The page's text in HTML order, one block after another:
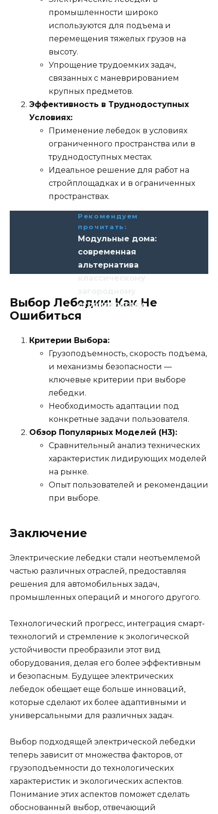
промышленности широко
используются для подъема и
перемещения тяжелых грузов на
высоту.
Упрощение трудоемких задач,
связанных с маневрированием
крупных предметов.
Эффективность в Труднодоступных
Условиях:
Применение лебедок в условиях
ограниченного пространства или в
труднодоступных местах.
Идеальное решение для работ на
стройплощадках и в ограниченных
пространствах.
Рекомендуем
прочитать:
Модульные дома:
современная
альтернатива
строительству
Выбор Лебедки: Как Не
Ошибиться
Критерии Выбора:
Грузоподъемность, скорость подъема,
и механизмы безопасности —
ключевые критерии при выборе
лебедки.
Необходимость адаптации под
конкретные задачи пользователя.
Обзор Популярных Моделей (H3):
Сравнительный анализ технических
характеристик лидирующих моделей
на рынке.
Опыт пользователей и рекомендации
при выборе.
Заключение
Электрические лебедки стали неотъемлемой
частью различных отраслей, предоставляя
решения для автомобильных задач,
промышленных операций и многого другого.
Технологический прогресс, интеграция смарт-
технологий и стремление к экологической
устойчивости преобразили этот вид
оборудования, делая его более эффективным
и безопасным. Будущее электрических
лебедок обещает еще больше инноваций,
которые сделают их более адаптивными и
универсальными для различных задач.
Выбор подходящей электрической лебедки
теперь зависит от множества факторов, от
грузоподъемности до технологических
характеристик и экологических аспектов.
Понимание этих аспектов поможет сделать
обоснованный выбор, отвечающий